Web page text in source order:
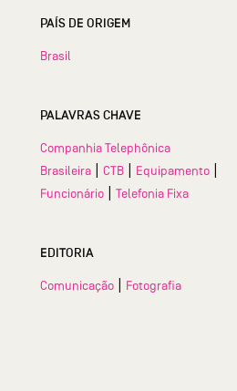
PAÍS DE ORIGEM
Brasil
PALAVRAS CHAVE
Companhia Telephônica
Brasileira
CTB Equipamento
Funcionário Telefonia Fixa
EDITORIA
Comunicação Fotografia